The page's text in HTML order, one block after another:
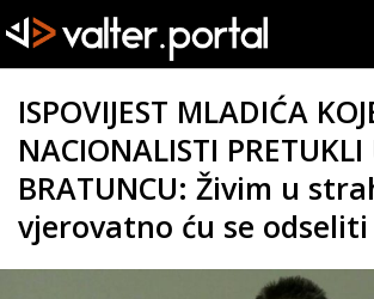
ISPOVIJEST MLADIĆA
NACIONALISTI PRETUKLI
BRATUNCU: Živim u
vjerovatno ću se odseliti